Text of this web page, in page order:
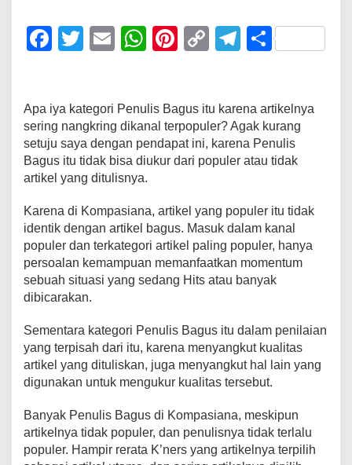
F
e
b
o
o
k
T
er
E
W
s
A
p
p
Pi
e
st
C
y
Li
n
T
gr
a
m
S
e
Apa iya kategori Penulis Bagus itu karena artikelnya
sering nangkring dikanal terpopuler? Agak kurang
setuju saya dengan pendapat ini, karena Penulis
Bagus itu tidak bisa diukur dari populer atau tidak
artikel yang ditulisnya.
Karena di Kompasiana, artikel yang populer itu tidak
identik dengan artikel bagus. Masuk dalam kanal
populer dan terkategori artikel paling populer, hanya
persoalan kemampuan memanfaatkan momentum
sebuah situasi yang sedang Hits atau banyak
dibicarakan.
Sementara kategori Penulis Bagus itu dalam penilaian
yang terpisah dari itu, karena menyangkut kualitas
artikel yang dituliskan, juga menyangkut hal lain yang
digunakan untuk mengukur kualitas tersebut.
Banyak Penulis Bagus di Kompasiana, meskipun
artikelnya tidak populer, dan penulisnya tidak terlalu
populer. Hampir rerata K’ners yang artikelnya terpilih